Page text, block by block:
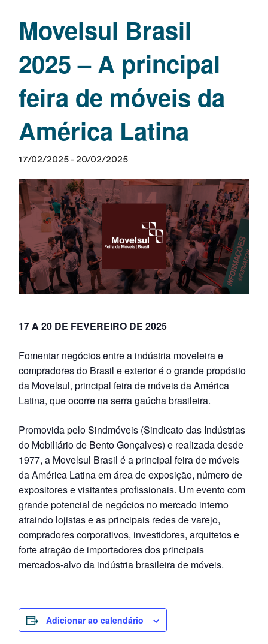
Movelsul Brasil
2025 – A principal
feira de móveis da
América Latina
17/02/2025 - 20/02/2025
17 A 20 DE FEVEREIRO DE 2025
Fomentar negócios entre a indústria moveleira e
compradores do Brasil e exterior é o grande propósito
da Movelsul, principal feira de móveis da América
Latina, que ocorre na serra gaúcha brasileira.
Promovida peloSindmóveis (Sindicato das Indústrias
do Mobiliário de Bento Gonçalves) e realizada desde
1977, a Movelsul Brasil é a principal feira de móveis
da América Latina em área de exposição, número de
expositores e visitantes profissionais. Um evento com
grande potencial de negócios no mercado interno
atraindo lojistas e as principais redes de varejo,
compradores corporativos, investidores, arquitetos e
forte atração de importadores dos principais
mercados-alvo da indústria brasileira de móveis.
Adicionar ao calendário